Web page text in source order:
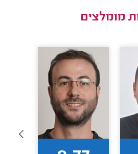
מומלצים